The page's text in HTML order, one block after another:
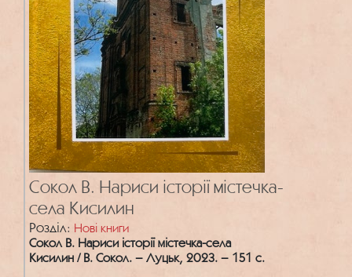
Сокол В. Нариси історії містечка-
села Кисилин
Розділ: Нові книги
Сокол В. Нариси історії містечка-села
Кисилин / В. Сокол. – Луцьк, 2023. – 151 с.